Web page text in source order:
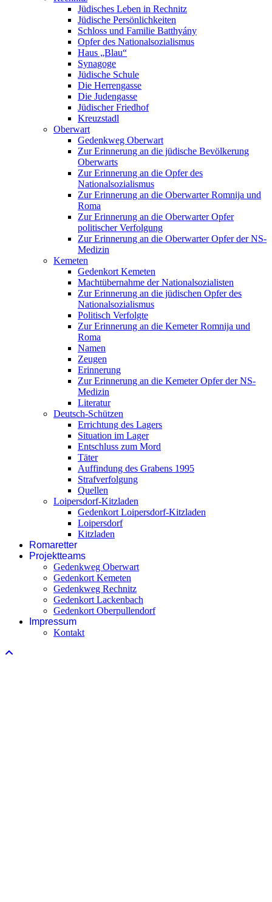
Jüdisches Leben in Rechnitz
Jüdische Persönlichkeiten
Schloss und Familie Batthyány
Opfer des Nationalsozialismus
Haus „Blau“
Synagoge
Jüdische Schule
Die Herrengasse
Die Judengasse
Jüdischer Friedhof
Kreuzstadl
Oberwart
Gedenkweg Oberwart
Zur Erinnerung an die jüdische Bevölkerung
Oberwarts
Zur Erinnerung an die Opfer des
Nationalsozialismus
Zur Erinnerung an die Oberwarter Romnija und
Roma
Zur Erinnerung an die Oberwarter Opfer
politischer Verfolgung
Zur Erinnerung an die Oberwarter Opfer der NS-
Medizin
Kemeten
Gedenkort Kemeten
Machtübernahme der Nationalsozialisten
Zur Erinnerung an die jüdischen Opfer des
Nationalsozialismus
Politisch Verfolgte
Zur Erinnerung an die Kemeter Romnija und
Roma
Namen
Zeugen
Erinnerung
Zur Erinnerung an die Kemeter Opfer der NS-
Medizin
Literatur
Deutsch-Schützen
Errichtung des Lagers
Situation im Lager
Entschluss zum Mord
Täter
Auffindung des Grabens 1995
Strafverfolgung
Quellen
Loipersdorf-Kitzladen
Gedenkort Loipersdorf-Kitzladen
Loipersdorf
Kitzladen
Romaretter
Projektteams
Gedenkweg Oberwart
Gedenkort Kemeten
Gedenkweg Rechnitz
Gedenkort Lackenbach
Gedenkort Oberpullendorf
Impressum
Kontakt